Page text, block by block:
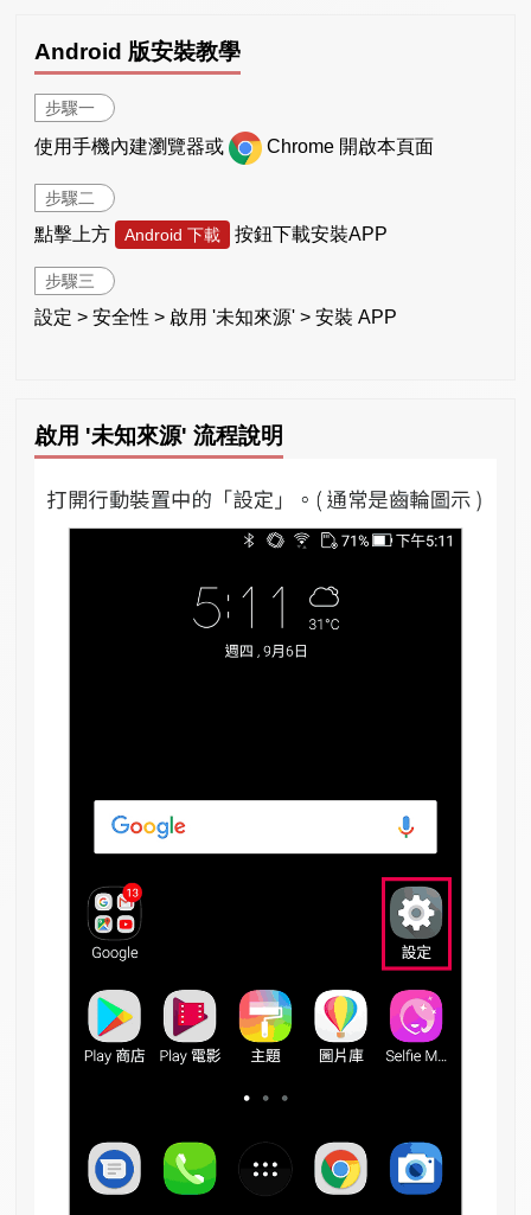
Android 版安裝教學
步驟一
使用手機內建瀏覽器或 Chrome 開啟本頁面
步驟二
點擊上方 Android 下載 按鈕下載安裝APP
步驟三
設定 > 安全性 > 啟用 '未知來源' > 安裝 APP
啟用 '未知來源' 流程說明